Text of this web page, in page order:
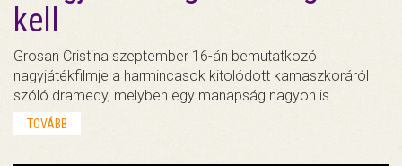
kell
Grosan Cristina szeptember 16-án bemutatkozó
nagyjátékfilmje a harmincasok kitolódott kamaszkoráról
szóló dramedy, melyben egy manapság nagyon is…
TOVÁBB